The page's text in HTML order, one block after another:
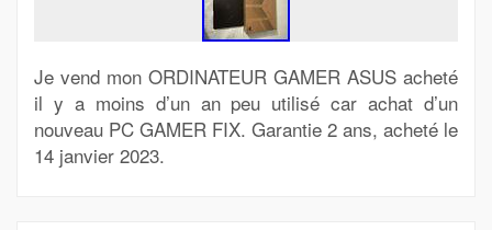
Je vend mon ORDINATEUR GAMER ASUS acheté
il y a moins d’un an peu utilisé car achat d’un
nouveau PC GAMER FIX. Garantie 2 ans, acheté le
14 janvier 2023.